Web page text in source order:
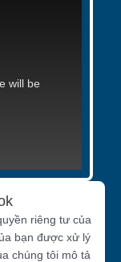
will be
riêng tư của
bạn được xử lý
chúng tôi mô tả